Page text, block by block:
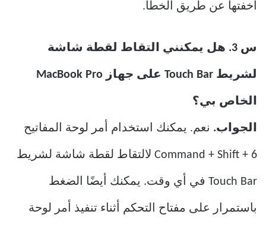
أخفتها عن طريق الخطأ.
س 3. هل يمكنني التقاط لقطة شاشة
لشريط Touch Bar على جهاز MacBook Pro
الخاص بي؟
الجواب. نعم. يمكنك استخدام أمر لوحة المفاتيح
Command + Shift + 6 لالتقاط لقطة شاشة لشريط
Touch Bar في أي وقت. يمكنك أيضًا الضغط
باستمرار على مفتاح التحكم أثناء تنفيذ أمر لوحة